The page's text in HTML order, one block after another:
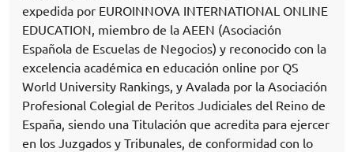
expedida por EUROINNOVA INTERNATIONAL ONLINE
EDUCATION, miembro de la AEEN (Asociación
Española de Escuelas de Negocios) y reconocido con la
excelencia académica en educación online por QS
World University Rankings, y Avalada por la Asociación
Profesional Colegial de Peritos Judiciales del Reino de
España, siendo una Titulación que acredita para ejercer
en los Juzgados y Tribunales, de conformidad con lo